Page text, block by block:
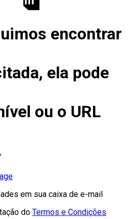
encontrar
ela pode
ou o URL
em sua caixa de e-mail
do Termos e Condições